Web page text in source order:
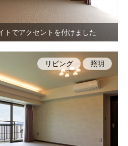
トでアクセントを付けました
リビング 照明